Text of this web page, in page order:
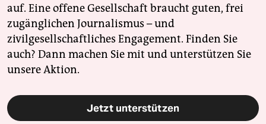
auf. Eine offene Gesellschaft braucht guten, frei
zugänglichen Journalismus – und
zivilgesellschaftliches Engagement. Finden Sie
auch? Dann machen Sie mit und unterstützen Sie
unsere Aktion.
Jetzt unterstützen